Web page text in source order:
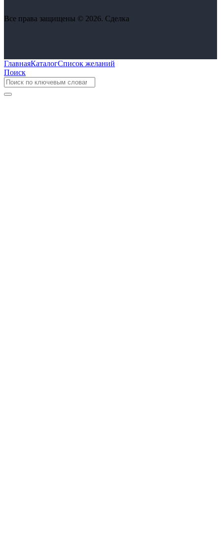
Все права защищены © 2026. Сделка
ГлавнаяКаталогСписок желаний
Поиск